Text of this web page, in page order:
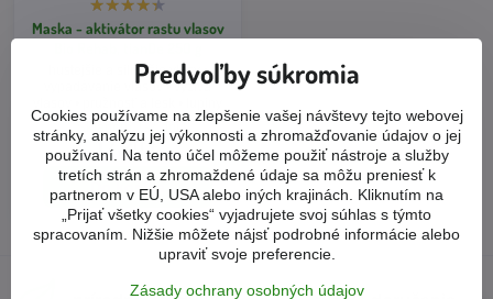
Maska - aktivátor rastu vlasov
hustejšie a silnejšie vlasy •
vypadávanie vlasov • výživa
Skladom 1-2 dni
17,20 €
Do košíka
Predvoľby súkromia
Cookies používame na zlepšenie vašej návštevy tejto webovej
stránky, analýzu jej výkonnosti a zhromažďovanie údajov o jej
používaní. Na tento účel môžeme použiť nástroje a služby
tretích strán a zhromaždené údaje sa môžu preniesť k
partnerom v EÚ, USA alebo iných krajinách. Kliknutím na
„Prijať všetky cookies“ vyjadrujete svoj súhlas s týmto
spracovaním. Nižšie môžete nájsť podrobné informácie alebo
upraviť svoje preferencie.
Zásady ochrany osobných údajov